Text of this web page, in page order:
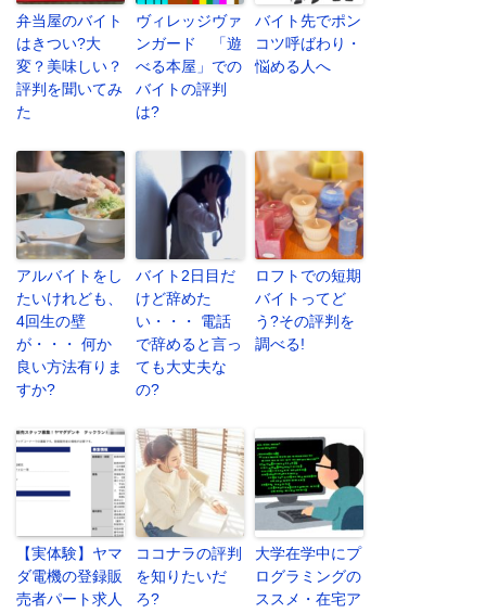
弁当屋のバイト
はきつい?大
変？美味しい？
評判を聞いてみ
た
ヴィレッジヴァ
ンガード 「遊
べる本屋」での
バイトの評判
は?
バイト先でポン
コツ呼ばわり・
悩める人へ
アルバイトをし
たいけれども、
4回生の壁
が・・・ 何か
良い方法有りま
すか?
バイト2日目だ
けど辞めた
い・・・ 電話
で辞めると言っ
ても大丈夫な
の?
ロフトでの短期
バイトってど
う?その評判を
調べる!
【実体験】ヤマ
ダ電機の登録販
売者パート求人
ココナラの評判
を知りたいだ
ろ?
大学在学中にプ
ログラミングの
ススメ・在宅ア